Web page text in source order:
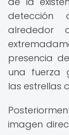
detección
alrededor
presencia
una fuerza
las estrellas
imagen